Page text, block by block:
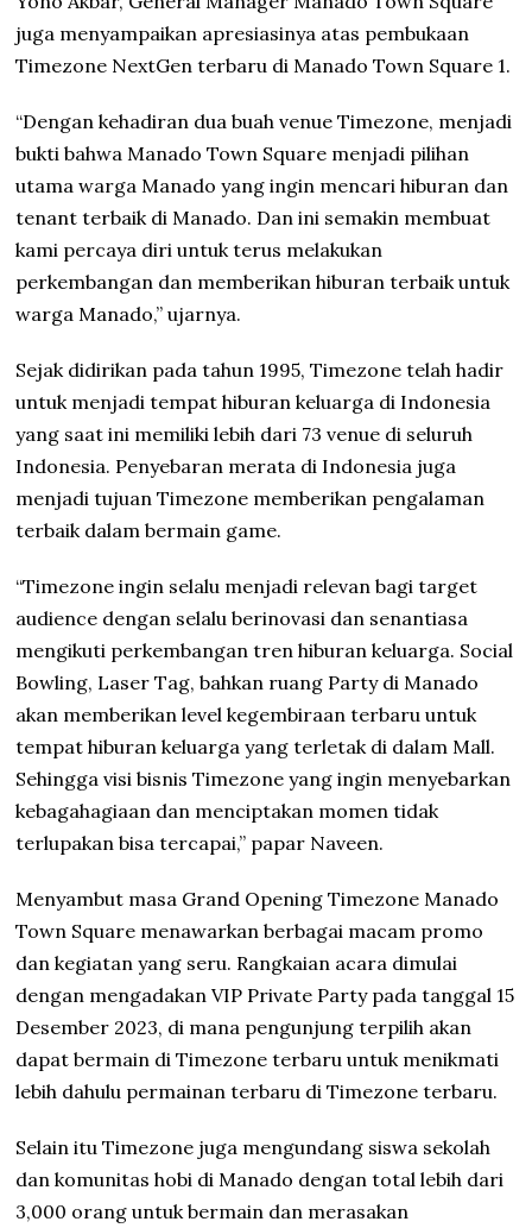
juga menyampaikan apresiasinya atas pembukaan
Timezone NextGen terbaru di Manado Town Square 1.
“Dengan kehadiran dua buah venue Timezone, menjadi
bukti bahwa Manado Town Square menjadi pilihan
utama warga Manado yang ingin mencari hiburan dan
tenant terbaik di Manado. Dan ini semakin membuat
kami percaya diri untuk terus melakukan
perkembangan dan memberikan hiburan terbaik untuk
warga Manado,” ujarnya.
Sejak didirikan pada tahun 1995, Timezone telah hadir
untuk menjadi tempat hiburan keluarga di Indonesia
yang saat ini memiliki lebih dari 73 venue di seluruh
Indonesia. Penyebaran merata di Indonesia juga
menjadi tujuan Timezone memberikan pengalaman
terbaik dalam bermain game.
“Timezone ingin selalu menjadi relevan bagi target
audience dengan selalu berinovasi dan senantiasa
mengikuti perkembangan tren hiburan keluarga. Social
Bowling, Laser Tag, bahkan ruang Party di Manado
akan memberikan level kegembiraan terbaru untuk
tempat hiburan keluarga yang terletak di dalam Mall.
Sehingga visi bisnis Timezone yang ingin menyebarkan
kebagahagiaan dan menciptakan momen tidak
terlupakan bisa tercapai,” papar Naveen.
Menyambut masa Grand Opening Timezone Manado
Town Square menawarkan berbagai macam promo
dan kegiatan yang seru. Rangkaian acara dimulai
dengan mengadakan VIP Private Party pada tanggal 15
Desember 2023, di mana pengunjung terpilih akan
dapat bermain di Timezone terbaru untuk menikmati
lebih dahulu permainan terbaru di Timezone terbaru.
Selain itu Timezone juga mengundang siswa sekolah
dan komunitas hobi di Manado dengan total lebih dari
3,000 orang untuk bermain dan merasakan